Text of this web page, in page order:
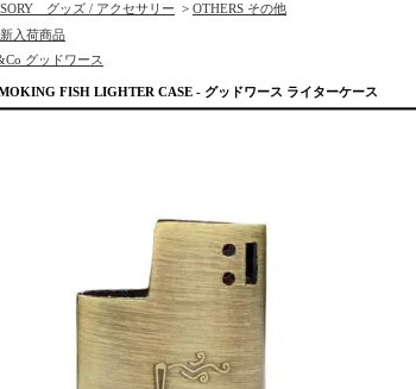
グッズ / アクセサリー > OTHERS その他
入荷商品
グッドワース
FISH LIGHTER CASE - グッドワース ライターケース